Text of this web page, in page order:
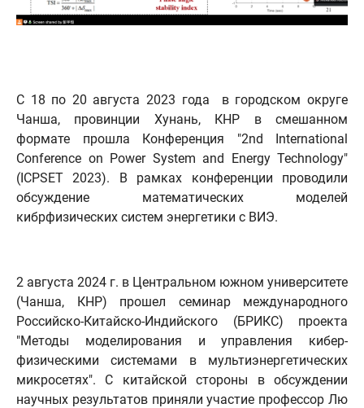
С 18 по 20 августа 2023 года в городском округе
Чанша, провинции Хунань, КНР в смешанном
формате прошла Конференция "2nd International
Conference on Power System and Energy Technology"
(ICPSET 2023). В рамках конференции проводили
обсуждение математических моделей
кибрфизических систем энергетики с ВИЭ.
2 августа 2024 г. в Центральном южном университете
(Чанша, КНР) прошел семинар международного
Российско-Китайско-Индийского (БРИКС) проекта
"Методы моделирования и управления кибер-
физическими системами в мультиэнергетических
микросетях". С китайской стороны в обсуждении
научных результатов приняли участие профессор Лю